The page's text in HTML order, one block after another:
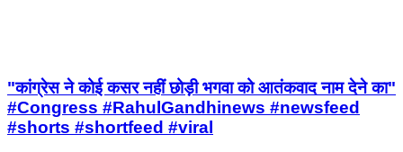
"कांग्रेस ने कोई कसर नहीं छोड़ी भगवा को आतंकवाद नाम देने का"
#Congress #RahulGandhinews #newsfeed
#shorts #shortfeed #viral